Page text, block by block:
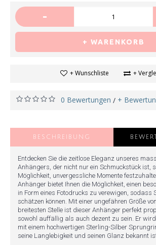
-
+ WARENKORB
+ Wunschliste +
0 Bewertungen / +
BESCHREIBUNG
Entdecken Sie die zeitlose Eleganz unseres
Anhängers, der nicht nur ein Schmuckstück ist,
Möglichkeit, unvergessliche Momente
Anhänger bietet Ihnen die Möglichkeit, einen
in Form eines Fotodrucks zu verewigen, sodass
schätzen können. Mit einer ungefähren Größe
breitesten Stelle ist dieser Anhänger perfekt
sowohl auffällig als auch dezent zu sein. Er
mit einem hochwertigen Sterling-Silber
seine Langlebigkeit und seinen Glanz bekannt